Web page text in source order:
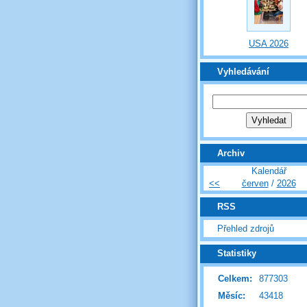
USA 2026
Vyhledávání
Archiv
Kalendář
<<
červen/ 2026
RSS
Přehled zdrojů
Statistiky
Celkem:
877303
Měsíc:
43418